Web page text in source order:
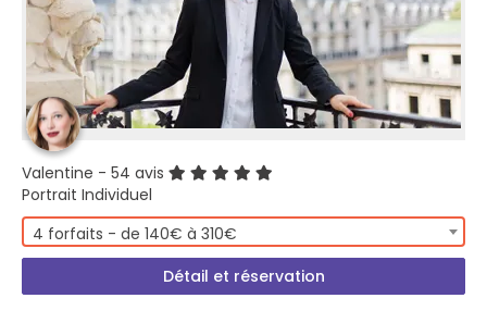
Valentine - 54 avis
Portrait Individuel
4 forfaits - de 140€ à 310€
Détail et réservation